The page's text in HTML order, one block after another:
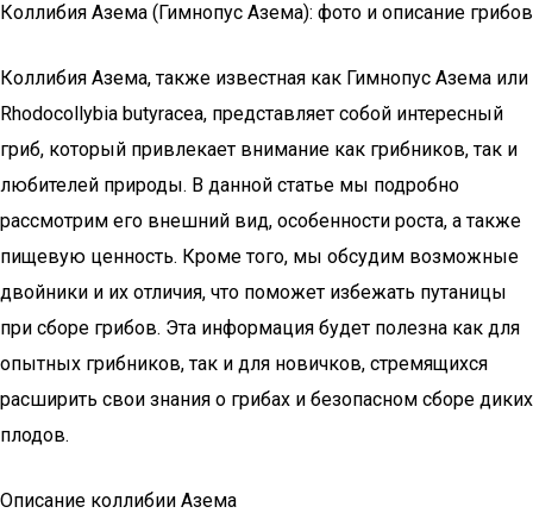
Коллибия Азема (Гимнопус Азема): фото и описание грибов
Коллибия Азема, также известная как Гимнопус Азема или
Rhodocollybia butyracea, представляет собой интересный
гриб, который привлекает внимание как грибников, так и
любителей природы. В данной статье мы подробно
рассмотрим его внешний вид, особенности роста, а также
пищевую ценность. Кроме того, мы обсудим возможные
двойники и их отличия, что поможет избежать путаницы
при сборе грибов. Эта информация будет полезна как для
опытных грибников, так и для новичков, стремящихся
расширить свои знания о грибах и безопасном сборе диких
плодов.
Описание коллибии Азема